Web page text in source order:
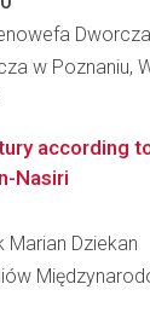
w Poznaniu,
according
Nasiri
Marian Dziekan